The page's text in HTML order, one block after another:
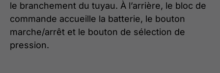
le branchement du tuyau. À l’arrière, le bloc de
commande accueille la batterie, le bouton
marche/arrêt et le bouton de sélection de
pression.